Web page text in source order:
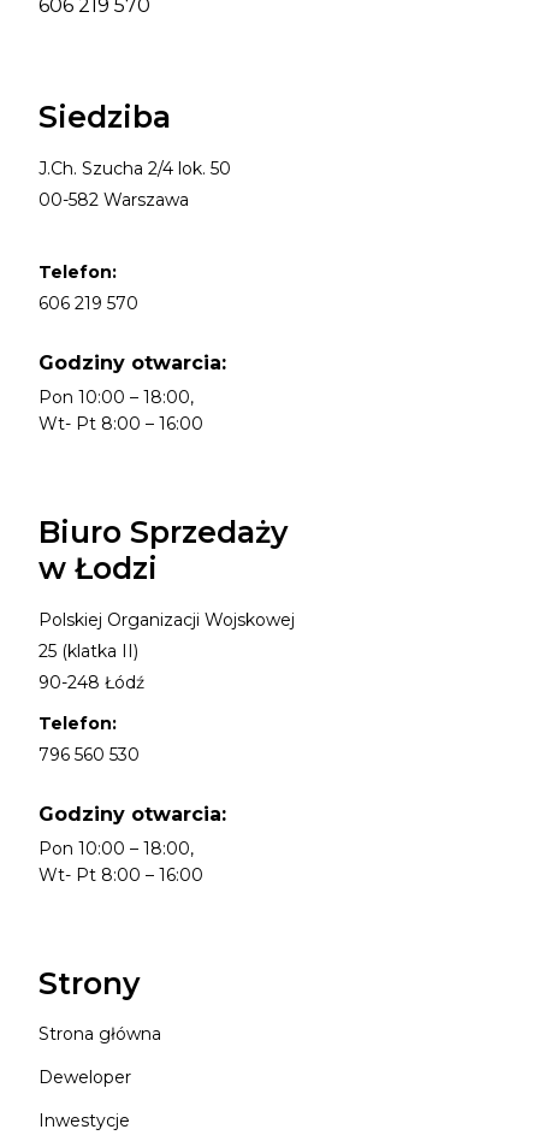
606 219 570
Siedziba
J.Ch. Szucha 2/4 lok. 50
00-582 Warszawa
Telefon:
606 219 570
Godziny otwarcia:
Pon 10:00 – 18:00,
Wt- Pt 8:00 – 16:00
Biuro Sprzedaży
w Łodzi
Polskiej Organizacji Wojskowej
25 (klatka II)
90-248 Łódź
Telefon:
796 560 530
Godziny otwarcia:
Pon 10:00 – 18:00,
Wt- Pt 8:00 – 16:00
Strony
Strona główna
Deweloper
Inwestycje